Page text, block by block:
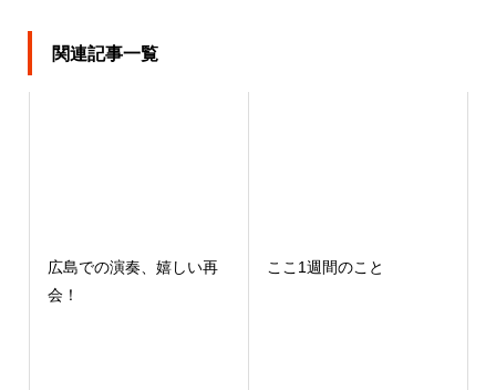
関連記事一覧
広島での演奏、嬉しい再
会！
ここ1週間のこと